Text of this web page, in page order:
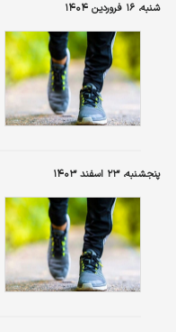
شنبه، ۱۶ فروردین ۱۴۰۴
پنجشنبه، ۲۳ اسفند ۱۴۰۳